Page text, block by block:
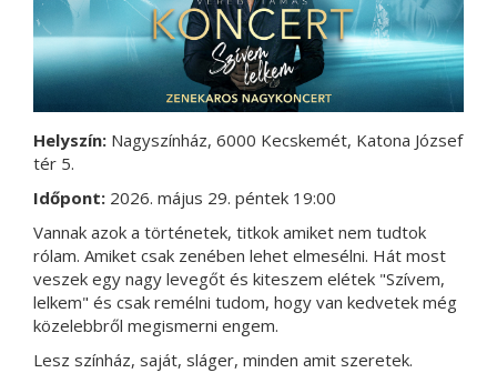
Helyszín: Nagyszínház, 6000 Kecskemét, Katona József
tér 5.
Időpont: 2026. május 29. péntek 19:00
Vannak azok a történetek, titkok amiket nem tudtok
rólam. Amiket csak zenében lehet elmesélni. Hát most
veszek egy nagy levegőt és kiteszem elétek "Szívem,
lelkem" és csak remélni tudom, hogy van kedvetek még
közelebbről megismerni engem.
Lesz színház, saját, sláger, minden amit szeretek.